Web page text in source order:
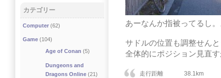
あーなんか指被ってるし
サドルの位置も調整せん
全体的にポジション見直
走行距離
38.1km
カテゴリー
Computer (62)
Game (104)
Age of Conan (5)
Dungeons and
Dragons Online(21)